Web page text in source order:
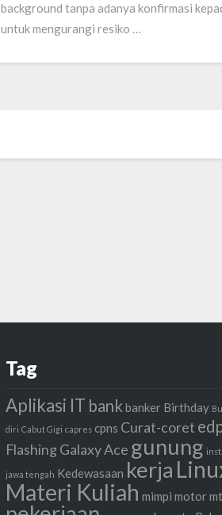
background tanpa adanya konfirmasi
untuk mengurangi resiko …
Tag
Aplikasi IT bank banker Birthday
diri Cabut Gigi capres cpns Curat-coret
Flashing Galaxy Ace gunung
jawa tengah Kedewasaan kerja
Materi Kuliah mimpi motor